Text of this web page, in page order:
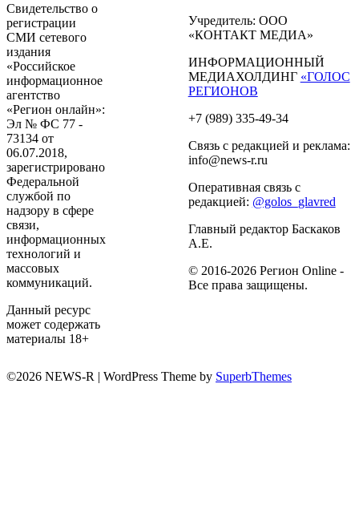
Свидетельство о
регистрации
СМИ сетевого
издания
«Российское
информационное
агентство
«Регион онлайн»:
Эл № ФС 77 -
73134 от
06.07.2018,
зарегистрировано
Федеральной
службой по
надзору в сфере
связи,
информационных
технологий и
массовых
коммуникаций.
Данный ресурс
может содержать
материалы 18+
Учредитель: ООО
«КОНТАКТ МЕДИА»
ИНФОРМАЦИОННЫЙ
МЕДИАХОЛДИНГ «ГОЛОС
РЕГИОНОВ
+7 (989) 335-49-34
Связь с редакцией и реклама:
info@news-r.ru
Оперативная связь с
редакцией: @golos_glavred
Главный редактор Баскаков
А.Е.
© 2016-2026 Регион Online -
Все права защищены.
©2026 NEWS-R | WordPress Theme by SuperbThemes